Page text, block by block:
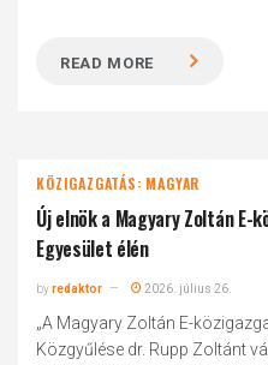
READ MORE
KÖZIGAZGATÁS: MAGYAR
Új elnök a Magyary Zoltán E-
Egyesület élén
byredaktor 2026. július 26.
„A Magyary Zoltán E-
Közgyűlése dr. Rupp Zoltánt